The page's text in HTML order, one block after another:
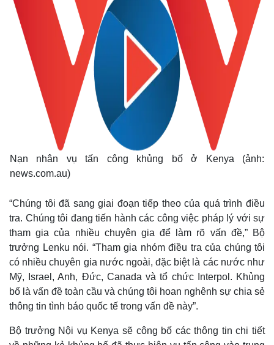
Nạn nhân vụ tấn công khủng bố ở Kenya (ảnh:
news.com.au)
“Chúng tôi đã sang giai đoạn tiếp theo của quá trình điều
tra. Chúng tôi đang tiến hành các công việc pháp lý với sự
tham gia của nhiều chuyên gia để làm rõ vấn đề,” Bộ
trưởng Lenku nói. “Tham gia nhóm điều tra của chúng tôi
có nhiều chuyên gia nước ngoài, đặc biệt là các nước như
Mỹ, Israel, Anh, Đức, Canada và tổ chức Interpol. Khủng
bố là vấn đề toàn cầu và chúng tôi hoan nghênh sự chia sẻ
thông tin tình báo quốc tế trong vấn đề này”.
Bộ trưởng Nội vụ Kenya sẽ công bố các thông tin chi tiết